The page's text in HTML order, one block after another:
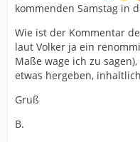
kommenden Samstag in
Wie ist der Kommentar
laut Volker ja ein
Maße wage ich zu
etwas hergeben,
Gruß
B.